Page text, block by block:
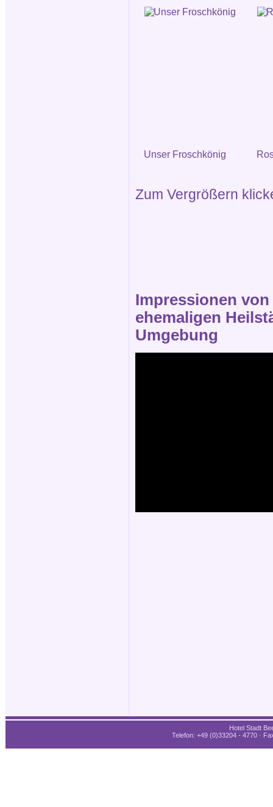
Unser Froschkönig
Zum Vergrößern
Impressionen
ehemaligen
Umgebung
Hotel Stadt
Telefon: +49 (0)33204 - 4770 ·